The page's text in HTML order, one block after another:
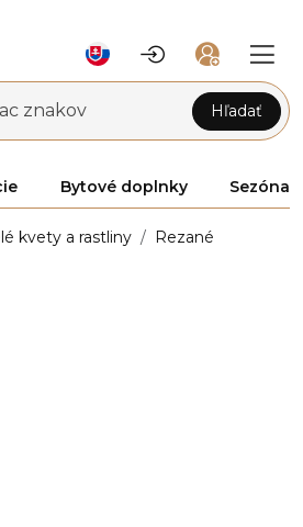
znakov Hľadať
Bytové doplnky Sezóna
kvety a rastliny Rezané